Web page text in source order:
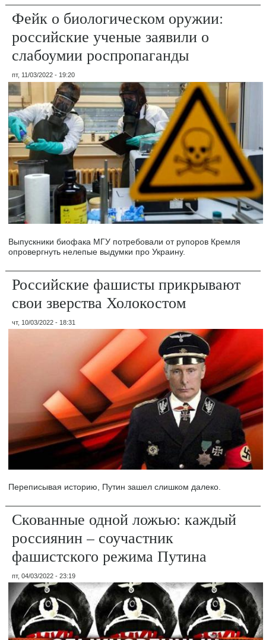
Фейк о биологическом оружии:
российские ученые заявили о
слабоумии роспропаганды
пт, 11/03/2022 - 19:20
Выпускники биофака МГУ потребовали от рупоров Кремля
опровергнуть нелепые выдумки про Украину.
Российские фашисты прикрывают
свои зверства Холокостом
чт, 10/03/2022 - 18:31
Переписывая историю, Путин зашел слишком далеко.
Скованные одной ложью: каждый
россиянин – соучастник
фашистского режима Путина
пт, 04/03/2022 - 23:19